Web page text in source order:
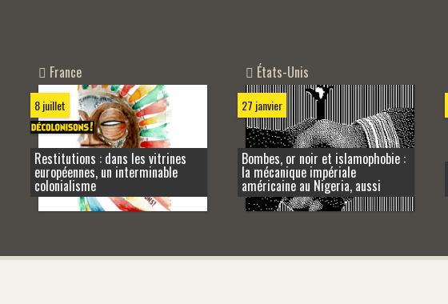
France
8 juillet
Restitutions : dans les vitrines
européennes, un interminable
colonialisme
États-Unis
27 janvier
Bombes, or noir et islamophobie :
la mécanique impériale
américaine au Nigeria, aussi